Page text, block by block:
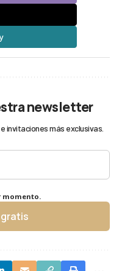
newsletter
invitaciones más exclusivas.
momento.